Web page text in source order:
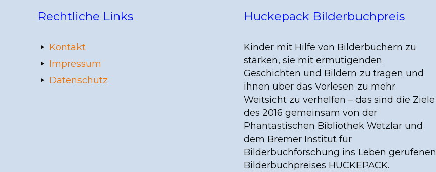
Rechtliche Links
Kontakt
Impressum
Datenschutz
Huckepack Bilderbuchpreis
Kinder mit Hilfe von Bilderbüchern zu
stärken, sie mit ermutigenden
Geschichten und Bildern zu tragen und
ihnen über das Vorlesen zu mehr
Weitsicht zu verhelfen – das sind die Ziele
des 2016 gemeinsam von der
Phantastischen Bibliothek Wetzlar und
dem Bremer Institut für
Bilderbuchforschung ins Leben gerufenen
Bilderbuchpreises HUCKEPACK.